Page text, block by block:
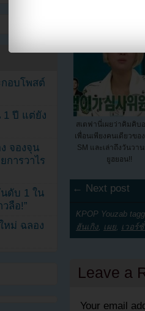
สเตฟานี่เผยว่าคิมคิบ
เพื่อนเพียงคนเดียวขอ
SM และเล่าถึงวันวา
ยูฮยอน!!
← Next post
KPOP Youzab
ฮันเกิง, เผย, เวอร์
Leave a
Your email
อบโพสต์
1 ปี แต่ยัง
จองจุน
การวาไร
ดับ 1 ใน
ลือ!”
หม่ ฉลอง